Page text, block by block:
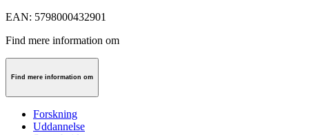
EAN: 5798000432901
Find mere information om
Find mere information om
Forskning
Uddannelse